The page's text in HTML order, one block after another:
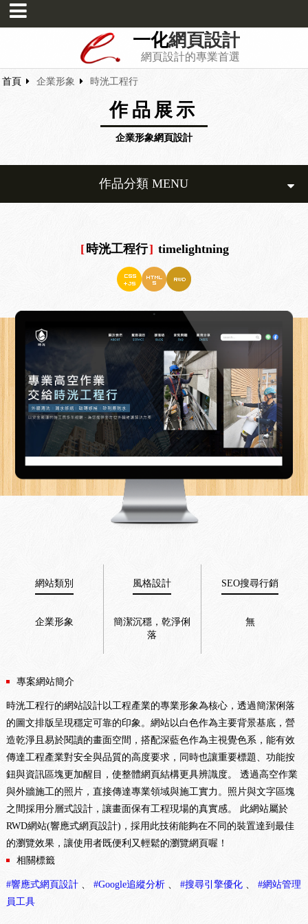
一化網頁設計
網頁設計的專業首選
首頁 企業形象 時洸工程行
作品展示
企業形象網頁設計
作品分類 MENU
[ 時洸工程行] timelightning
網站類別
企業形象
風格設計
簡潔沉穩，乾淨俐
落
SEO搜尋行銷
無
專案網站簡介
時洸工程行的網站設計以工程產業的專業形象為核心，透過簡潔俐落
的圖文排版呈現穩定可靠的印象。網站以白色作為主要背景基底，營
造乾淨且易於閱讀的畫面空間，搭配深藍色作為主視覺色系，能有效
傳達工程產業對安全與品質的高度要求，同時也讓重要標題、功能按
鈕與資訊區塊更加醒目，使整體網頁結構更具辨識度。 透過高空作業
與外牆施工的照片，直接傳達專業領域與施工實力。照片與文字區塊
之間採用分層式設計，讓畫面保有工程現場的真實感。 此網站屬於
RWD網站(響應式網頁設計)，採用此技術能夠在不同的裝置達到最佳
的瀏覽效果，讓使用者既便利又輕鬆的瀏覽網頁喔！
相關標籤
#響應式網頁設計 、 #Google追縱分析 、 #搜尋引擎優化 、 #網站管理
員工具